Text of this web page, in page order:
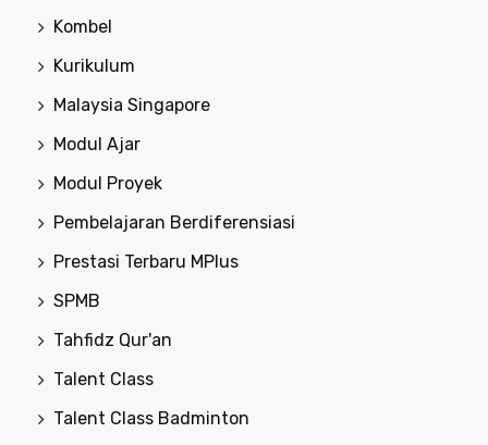
Kombel
Kurikulum
Malaysia Singapore
Modul Ajar
Modul Proyek
Pembelajaran Berdiferensiasi
Prestasi Terbaru MPlus
SPMB
Tahfidz Qur'an
Talent Class
Talent Class Badminton